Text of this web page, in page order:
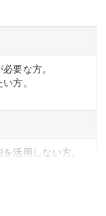
要な方。
方。
活用しない方。